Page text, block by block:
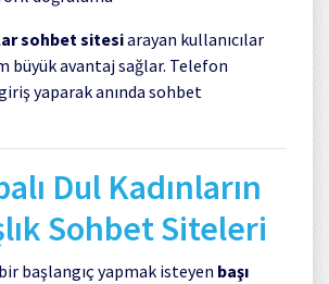
sohbet sitesiarayan kullanıcılar
büyük avantaj sağlar. Telefon
yaparak anında sohbet
Dul Kadınların
Sohbet Siteleri
başlangıç yapmak isteyen başı